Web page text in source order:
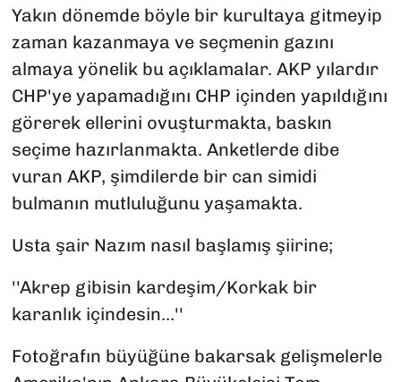
Yakın dönemde böyle bir kurultaya gitmeyip
zaman kazanmaya ve seçmenin gazını
almaya yönelik bu açıklamalar. AKP yılardır
CHP'ye yapamadığını CHP içinden yapıldığını
görerek ellerini ovuşturmakta, baskın
seçime hazırlanmakta. Anketlerde dibe
vuran AKP, şimdilerde bir can simidi
bulmanın mutluluğunu yaşamakta.
Usta şair Nazım nasıl başlamış şiirine;
''Akrep gibisin kardeşim/Korkak bir
karanlık içindesin…''
Fotoğrafın büyüğüne bakarsak gelişmelerle